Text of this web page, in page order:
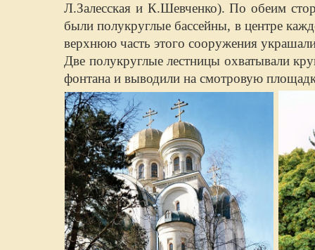
Л.Залесская и К.Шевченко). По обеим
были полукруглые бассейны, в центре
верхнюю часть этого сооружения
Две полукруглые лестницы охватывали
фонтана и выводили на смотровую